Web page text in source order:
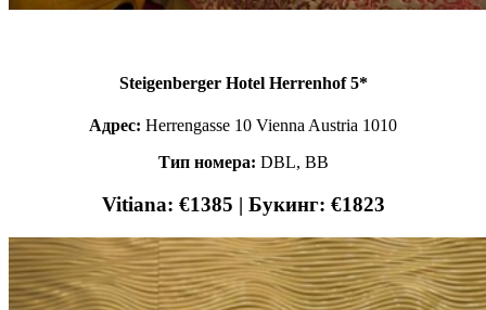
Steigenberger Hotel Herrenhof 5*
Адрес: Herrengasse 10 Vienna Austria 1010
Тип номера: DBL, BB
Vitiana: €1385 | Букинг: €1823